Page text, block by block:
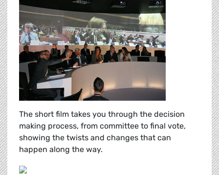
The short film takes you through the decision
making process, from committee to final vote,
showing the twists and changes that can
happen along the way.